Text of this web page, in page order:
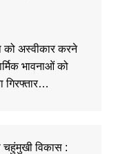
को अस्वीकार करने
भावनाओं को
चहुंमुखी विकास :